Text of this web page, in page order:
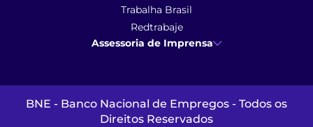
Trabalha Brasil
Redtrabaje
Assessoria de Imprensa
(41) 9 9102-1413
BNE - Banco Nacional de Empregos - Todos os
Direitos Reservados